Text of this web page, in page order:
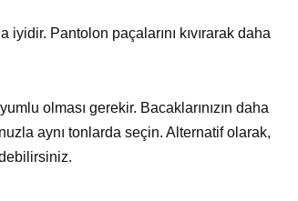
Pantolon paçalarını kıvırarak daha
olması gerekir. Bacaklarınızın daha
aynı tonlarda seçin. Alternatif olarak,